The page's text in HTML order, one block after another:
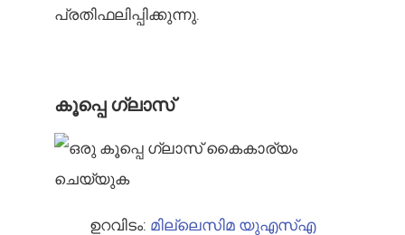
പ്രതിഫലിപ്പിക്കുന്നു.
കൂപ്പെ ഗ്ലാസ്
ഉറവിടം: മില്ലെസിമ യുഎസ്എ